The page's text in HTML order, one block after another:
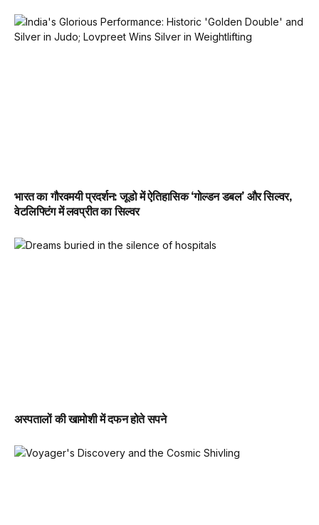
भारत का गौरवमयी प्रदर्शन: जूडो में ऐतिहासिक ‘गोल्डन डबल’ और सिल्वर,
वेटलिफ्टिंग में लवप्रीत का सिल्वर
अस्पतालों की खामोशी में दफन होते सपने